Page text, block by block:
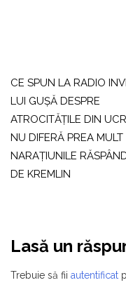
în
articole
CE SPUN LA RADIO
LUI GUŞĂ DESPRE
ATROCITĂŢILE DIN
NU DIFERĂ PREA MULT
NARAŢIUNILE
DE KREMLIN
Lasă un
Trebuie să fii autentificat